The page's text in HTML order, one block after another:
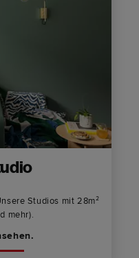
Studios mit 28m²
mehr).